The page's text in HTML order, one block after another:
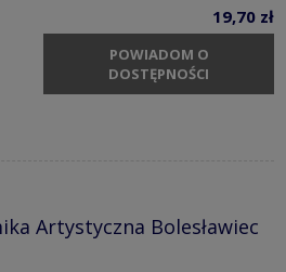
19,70 zł
POWIADOM O
DOSTĘPNOŚCI
Artystyczna Bolesławiec